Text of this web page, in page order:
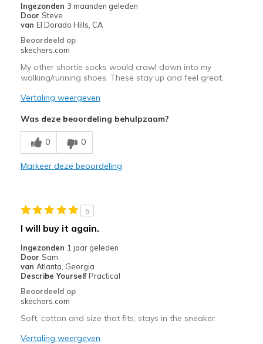
Ingezonden 3 maanden geleden
Door Steve
van El Dorado Hills, CA
Beoordeeld op
skechers.com
My other shortie socks would crawl down into my
walking/running shoes. These stay up and feel great.
Vertaling weergeven
Was deze beoordeling behulpzaam?
0 0
Markeer deze beoordeling
5
I will buy it again.
Ingezonden 1 jaar geleden
Door Sam
van Atlanta, Georgia
Describe Yourself Practical
Beoordeeld op
skechers.com
Soft, cotton and size that fits, stays in the sneaker.
Vertaling weergeven